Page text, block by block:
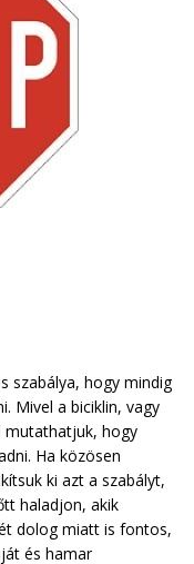
szabálya, hogy mindig
Mivel a biciklin, vagy
mutathatjuk, hogy
Ha közösen
ki azt a szabályt,
haladjon, akik
dolog miatt is fontos,
és hamar